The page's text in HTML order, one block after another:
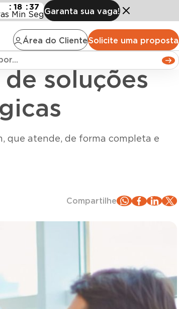
Área do ClienteSolicite uma proposta
: 18
Min
:35
SegGaranta sua vaga!
estratégicas
soluções
que atende, de forma completa e
Compartilhe